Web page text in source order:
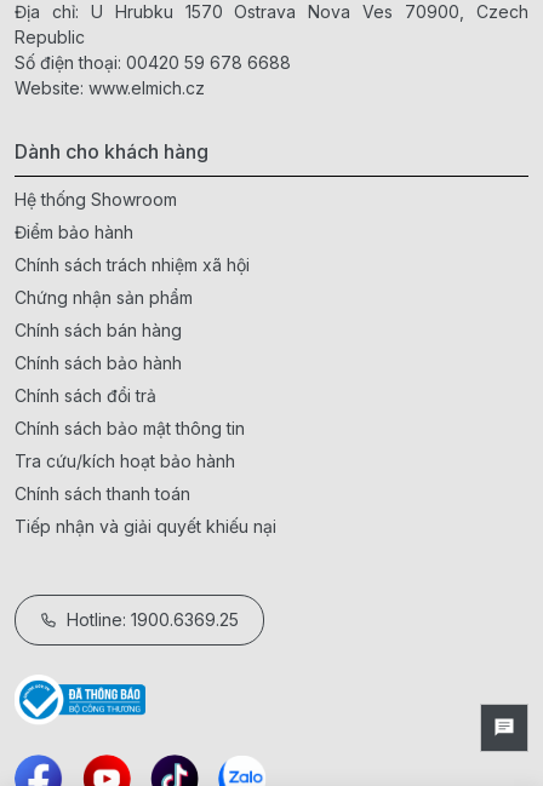
Địa chỉ: U Hrubku 1570 Ostrava Nova Ves 70900, Czech
Republic
Số điện thoại: 00420 59 678 6688
Website: www.elmich.cz
Dành cho khách hàng
Hệ thống Showroom
Điểm bảo hành
Chính sách trách nhiệm xã hội
Chứng nhận sản phẩm
Chính sách bán hàng
Chính sách bảo hành
Chính sách đổi trả
Chính sách bảo mật thông tin
Tra cứu/kích hoạt bảo hành
Chính sách thanh toán
Tiếp nhận và giải quyết khiếu nại
Hotline: 1900.6369.25